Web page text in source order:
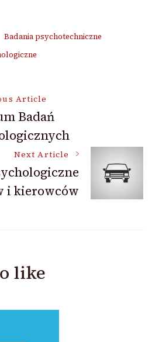
Badania psychotechniczne
Article
Badań
Next Article
i kierowców
like